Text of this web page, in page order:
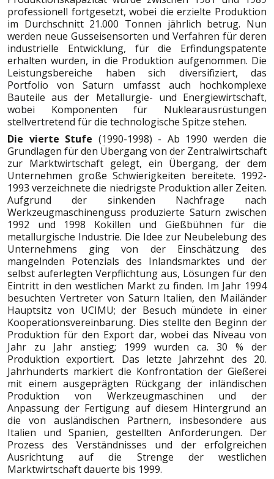
professionell fortgesetzt, wobei die erzielte Produktion
im Durchschnitt 21.000 Tonnen jährlich betrug. Nun
werden neue Gusseisensorten und Verfahren für deren
industrielle Entwicklung, für die Erfindungspatente
erhalten wurden, in die Produktion aufgenommen. Die
Leistungsbereiche haben sich diversifiziert, das
Portfolio von Saturn umfasst auch hochkomplexe
Bauteile aus der Metallurgie- und Energiewirtschaft,
wobei Komponenten für Nuklearausrüstungen
stellvertretend für die technologische Spitze stehen.
Die vierte Stufe (1990-1998) - Ab 1990 werden die
Grundlagen für den Übergang von der Zentralwirtschaft
zur Marktwirtschaft gelegt, ein Übergang, der dem
Unternehmen große Schwierigkeiten bereitete. 1992-
1993 verzeichnete die niedrigste Produktion aller Zeiten.
Aufgrund der sinkenden Nachfrage nach
Werkzeugmaschinenguss produzierte Saturn zwischen
1992 und 1998 Kokillen und Gießbühnen für die
metallurgische Industrie. Die Idee zur Neubelebung des
Unternehmens ging von der Einschätzung des
mangelnden Potenzials des Inlandsmarktes und der
selbst auferlegten Verpflichtung aus, Lösungen für den
Eintritt in den westlichen Markt zu finden. Im Jahr 1994
besuchten Vertreter von Saturn Italien, den Mailänder
Hauptsitz von UCIMU; der Besuch mündete in einer
Kooperationsvereinbarung. Dies stellte den Beginn der
Produktion für den Export dar, wobei das Niveau von
Jahr zu Jahr anstieg; 1999 wurden ca. 30 % der
Produktion exportiert. Das letzte Jahrzehnt des 20.
Jahrhunderts markiert die Konfrontation der Gießerei
mit einem ausgeprägten Rückgang der inländischen
Produktion von Werkzeugmaschinen und der
Anpassung der Fertigung auf diesem Hintergrund an
die von ausländischen Partnern, insbesondere aus
Italien und Spanien, gestellten Anforderungen. Der
Prozess des Verständnisses und der erfolgreichen
Ausrichtung auf die Strenge der westlichen
Marktwirtschaft dauerte bis 1999.